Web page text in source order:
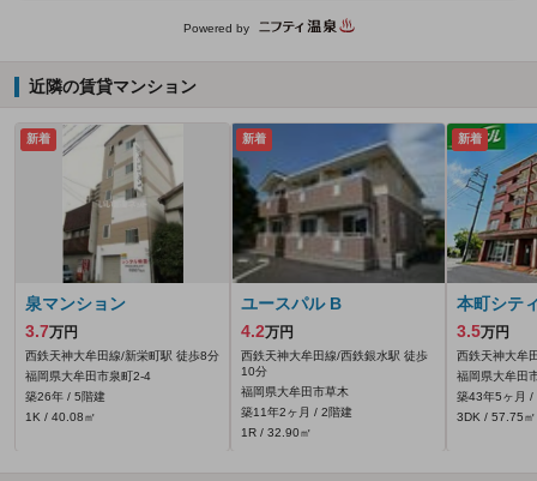
Powered by
近隣の賃貸マンション
新着
泉マンション
3.7万円
西鉄天神大牟田線/新栄町駅 徒歩8分
福岡県大牟田市泉町2-4
築26年 / 5階建
1K / 40.08㎡
新着
ユースパル B
4.2万円
西鉄天神大牟田線/西鉄銀水駅 徒歩
10分
福岡県大牟田市草木
築11年2ヶ月 / 2階建
1R / 32.90㎡
新着
本町シテ
3.5万円
西鉄天神大牟
福岡県大牟田
築43年5ヶ月 /
3DK / 57.75㎡